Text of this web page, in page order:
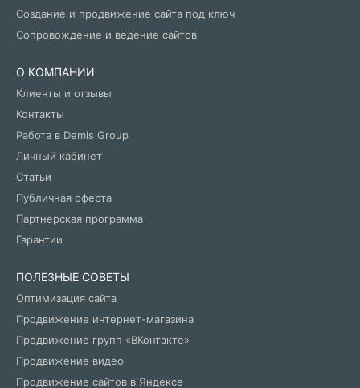
Создание и продвижение сайта под ключ
Сопровождение и ведение сайтов
О КОМПАНИИ
Клиенты и отзывы
Контакты
Работа в Demis Group
Личный кабинет
Статьи
Публичная оферта
Партнерская программа
Гарантии
ПОЛЕЗНЫЕ СОВЕТЫ
Оптимизация сайта
Продвижение интернет-магазина
Продвижение групп «ВКонтакте»
Продвижение видео
Продвижение сайтов в Яндексе